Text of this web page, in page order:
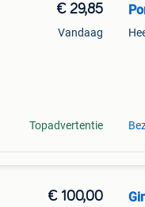
€ 29,85
Vandaag
Topadvertentie
€ 100,00